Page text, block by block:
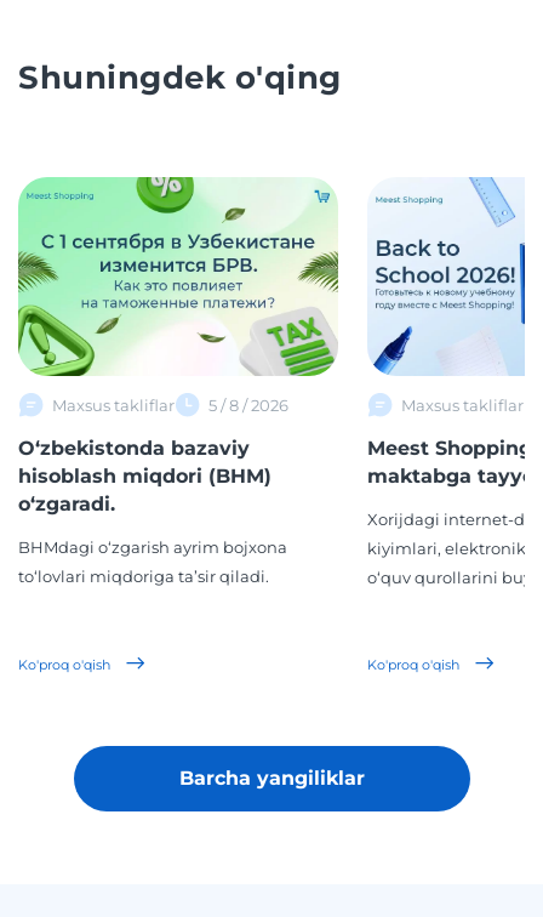
Shuningdek o'qing
Maxsus takliflar 5 / 8 / 2026
O‘zbekistonda bazaviy
hisoblash miqdori (BHM)
o‘zgaradi.
BHMdagi o‘zgarish ayrim bojxona
to‘lovlari miqdoriga ta’sir qiladi.
Ko'proq o'qish
Maxsus takliflar
Meest Shopping
maktabga
Xorijdagi internet-
kiyimlari, elektronika,
o‘quv qurollarini
Ko'proq o'qish
Barcha yangiliklar